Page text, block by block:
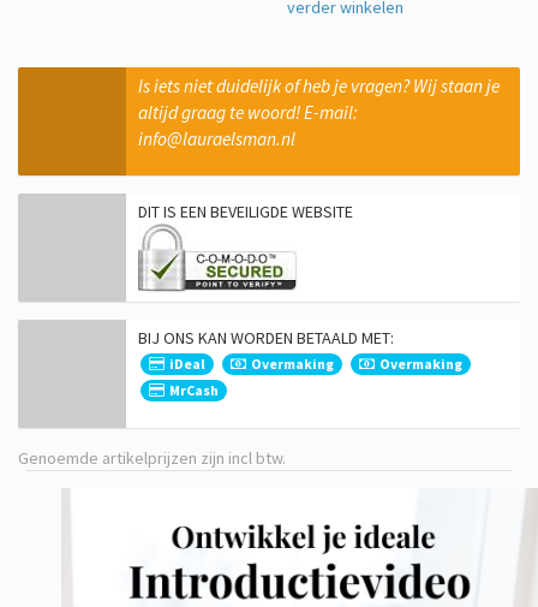
verder winkelen
Is iets niet duidelijk of heb je vragen? Wij staan je
altijd graag te woord! E-mail:
info@lauraelsman.nl
DIT IS EEN BEVEILIGDE WEBSITE
BIJ ONS KAN WORDEN BETAALD MET:
iDeal Overmaking
Overmaking
MrCash
Genoemde artikelprijzen zijn incl btw.